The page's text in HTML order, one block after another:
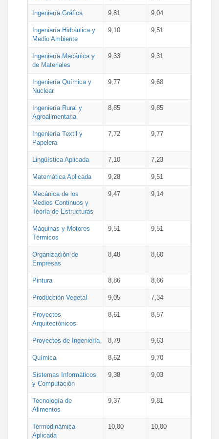
Ingeniería Gráfica 9,81 9,04
Ingeniería Hidráulica y
Medio Ambiente
9,10 9,51
Ingeniería Mecánica y
de Materiales
9,33 9,31
Ingeniería Química y
Nuclear
9,77 9,68
Ingeniería Rural y
Agroalimentaria
8,85 9,85
Ingeniería Textil y
Papelera
7,72 9,77
Lingüística Aplicada 7,10 7,23
Matemática Aplicada 9,28 9,51
Mecánica de los
Medios Continuos y
Teoría de Estructuras
9,47 9,14
Máquinas y Motores
Térmicos
9,51 9,51
Organización de
Empresas
8,48 8,60
Pintura 8,86 8,66
Producción Vegetal 9,05 7,34
Proyectos
Arquitectónicos
8,61 8,57
Proyectos de Ingeniería 8,79 9,63
Química 8,62 9,70
Sistemas Informáticos
y Computación
9,38 9,03
Tecnología de
Alimentos
9,37 9,81
Termodinámica
Aplicada
10,00 10,00